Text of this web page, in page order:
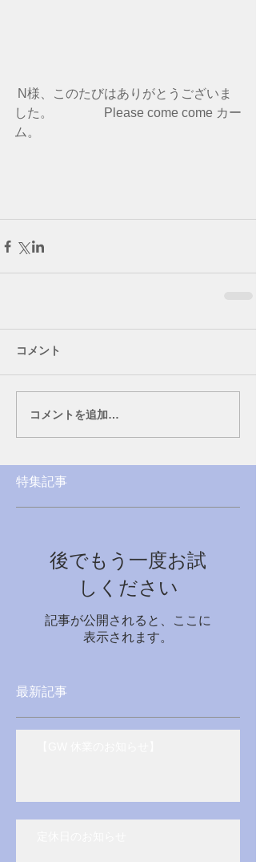
N様、このたびはありがとうございま
した。　　　　Please come come カー
ム。
コメント
コメントを追加…
特集記事
後でもう一度お試
しください
記事が公開されると、ここに
表示されます。
最新記事